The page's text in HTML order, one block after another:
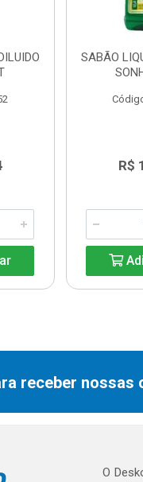
SABÃO
R$
receber nossas
O